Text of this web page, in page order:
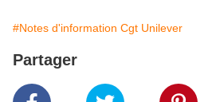
#Notes d'information Cgt Unilever
Partager